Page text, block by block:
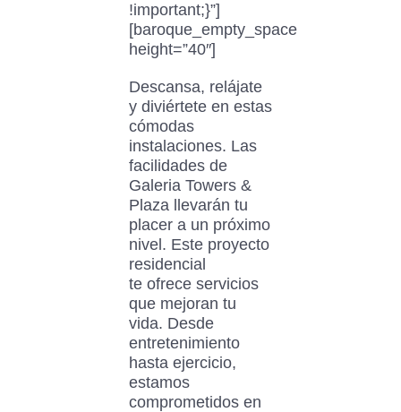
!important;}”]
[baroque_empty_space
height=”40″]
Descansa, relájate
y diviértete en estas
cómodas
instalaciones. Las
facilidades de
Galeria Towers &
Plaza llevarán tu
placer a un próximo
nivel. Este proyecto
residencial
te ofrece servicios
que mejoran tu
vida. Desde
entretenimiento
hasta ejercicio,
estamos
comprometidos en